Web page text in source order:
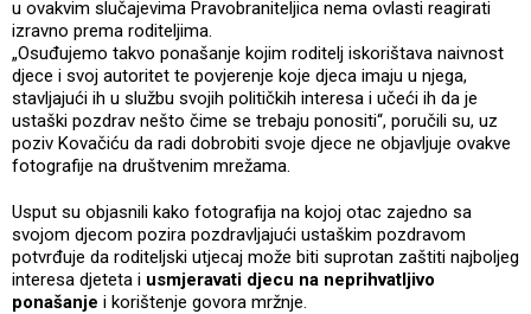
u ovakvim slučajevima Pravobraniteljica nema ovlasti reagirati
izravno prema roditeljima.
„Osuđujemo takvo ponašanje kojim roditelj iskorištava naivnost
djece i svoj autoritet te povjerenje koje djeca imaju u njega,
stavljajući ih u službu svojih političkih interesa i učeći ih da je
ustaški pozdrav nešto čime se trebaju ponositi“, poručili su, uz
poziv Kovačiću da radi dobrobiti svoje djece ne objavljuje ovakve
fotografije na društvenim mrežama.
Usput su objasnili kako fotografija na kojoj otac zajedno sa
svojom djecom pozira pozdravljajući ustaškim pozdravom
potvrđuje da roditeljski utjecaj može biti suprotan zaštiti najboljeg
interesa djeteta i usmjeravati djecu na neprihvatljivo
ponašanje i korištenje govora mržnje.